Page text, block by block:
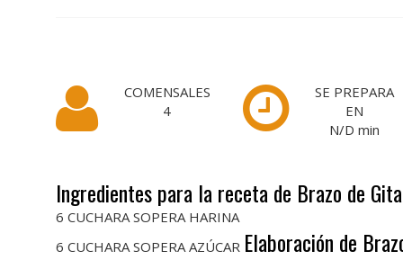
COMENSALES
4
SE PREPARA
EN
N/D min
Ingredientes para la receta de Brazo de
6 CUCHARA SOPERA HARINA
6 CUCHARA SOPERA AZÚCAR Elaboración de